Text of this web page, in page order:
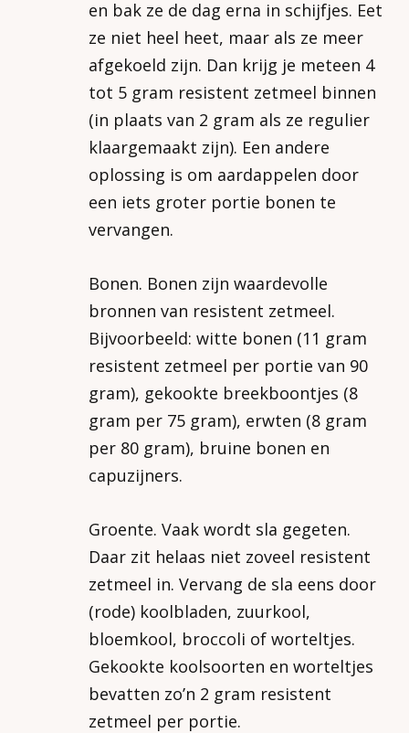
en bak ze de dag erna in schijfjes. Eet
ze niet heel heet, maar als ze meer
afgekoeld zijn. Dan krijg je meteen 4
tot 5 gram resistent zetmeel binnen
(in plaats van 2 gram als ze regulier
klaargemaakt zijn). Een andere
oplossing is om aardappelen door
een iets groter portie bonen te
vervangen.
Bonen. Bonen zijn waardevolle
bronnen van resistent zetmeel.
Bijvoorbeeld: witte bonen (11 gram
resistent zetmeel per portie van 90
gram), gekookte breekboontjes (8
gram per 75 gram), erwten (8 gram
per 80 gram), bruine bonen en
capuzijners.
Groente. Vaak wordt sla gegeten.
Daar zit helaas niet zoveel resistent
zetmeel in. Vervang de sla eens door
(rode) koolbladen, zuurkool,
bloemkool, broccoli of worteltjes.
Gekookte koolsoorten en worteltjes
bevatten zo’n 2 gram resistent
zetmeel per portie.